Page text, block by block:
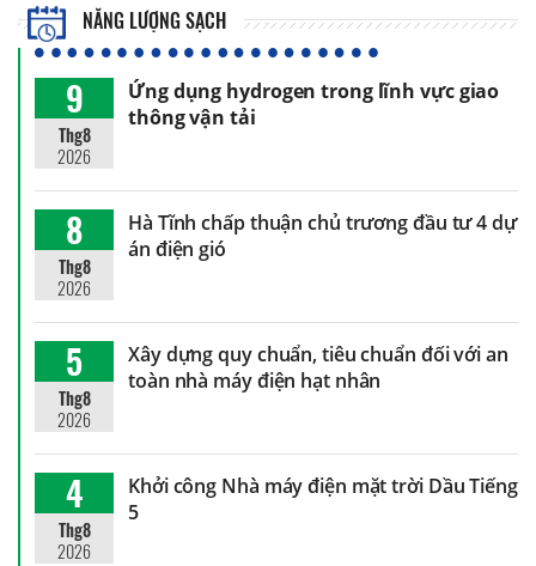
NĂNG LƯỢNG SẠCH
9
Thg8
2026
Ứng dụng hydrogen trong lĩnh vực giao
thông vận tải
8
Thg8
2026
Hà Tĩnh chấp thuận chủ trương đầu tư 4 dự
án điện gió
5
Thg8
2026
Xây dựng quy chuẩn, tiêu chuẩn đối với an
toàn nhà máy điện hạt nhân
4
Thg8
2026
Khởi công Nhà máy điện mặt trời Dầu Tiếng
5